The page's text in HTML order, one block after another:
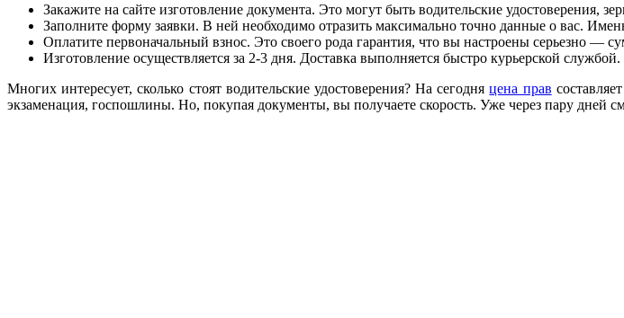
Закажите на сайте изготовление документа. Это могут быть водительские удостоверения,
Заполните форму заявки. В ней необходимо отразить максимально точно данные о вас.
Оплатите первоначальный взнос. Это своего рода гарантия, что вы настроены серьезно —
Изготовление осуществляется за 2-3 дня. Доставка выполняется быстро курьерской
Многих интересует, сколько стоят водительские удостоверения? На сегодняцена прав
экзаменация, госпошлины. Но, покупая документы, вы получаете скорость. Уже через пару дней